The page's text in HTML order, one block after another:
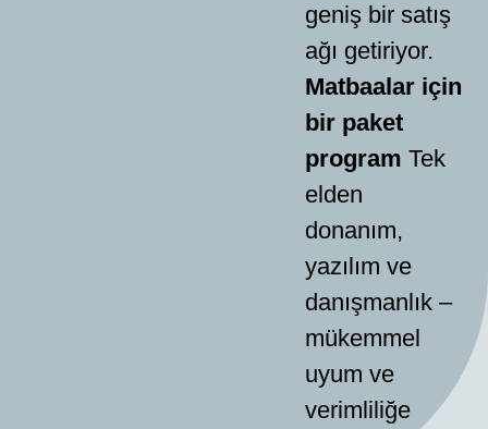
geniş bir satış
ağı getiriyor.
Matbaalar için
bir paket
program Tek
elden
donanım,
yazılım ve
danışmanlık –
mükemmel
uyum ve
verimliliğe